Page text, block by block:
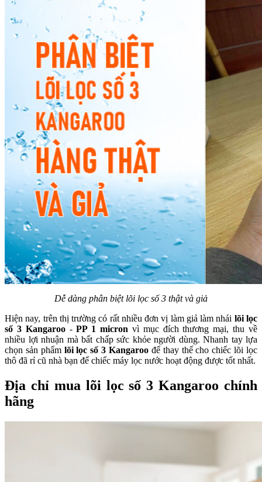
Dễ dàng phân biệt lõi lọc số 3 thật và giả
Hiện nay, trên thị trường có rất nhiều đơn vị làm giả làm nhái lõi lọc
số 3 Kangaroo-PP 1 micron vì mục đích thương mại, thu về
nhiều lợi nhuận mà bất chấp sức khỏe người dùng. Nhanh tay lựa
chọn sản phẩm lõi lọc số 3 Kangaroo để thay thế cho chiếc lõi lọc
thô đã rỉ cũ nhà bạn để chiếc máy lọc nước hoạt động được tốt nhất.
Địa chỉ mua lõi lọc số 3 Kangaroo chính
hãng